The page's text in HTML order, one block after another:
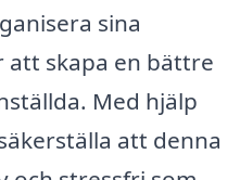
sina
skapa en bättre
Med hjälp
att denna